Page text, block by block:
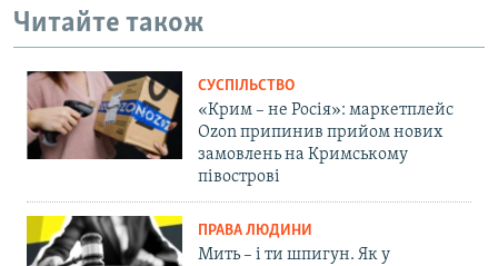
Читайте також
СУСПІЛЬСТВО
«Крим – не Росія»: маркетплейс
Ozon припинив прийом нових
замовлень на Кримському
півострові
ПРАВА ЛЮДИНИ
Мить – і ти шпигун. Як у